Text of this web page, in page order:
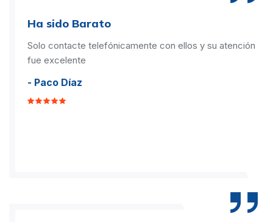
Ha sido Barato
Solo contacte telefónicamente con ellos y su atención
fue excelente
- Paco Díaz